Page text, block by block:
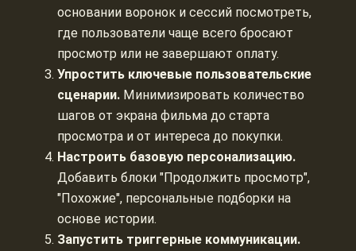
основании воронок и сессий посмотреть,
где пользователи чаще всего бросают
просмотр или не завершают оплату.
Упростить ключевые пользовательские
сценарии. Минимизировать количество
шагов от экрана фильма до старта
просмотра и от интереса до покупки.
Настроить базовую персонализацию.
Добавить блоки "Продолжить просмотр",
"Похожие", персональные подборки на
основе истории.
Запустить триггерные коммуникации.